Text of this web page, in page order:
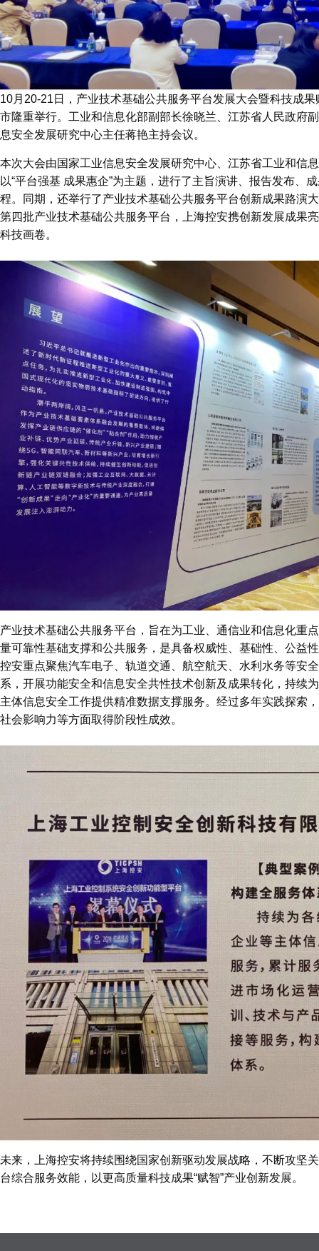
10月20-21日，产业技术基础公共服务平台发展大会暨科技成
市隆重举行。工业和信息化部副部长徐晓兰、江苏省人民政府
息安全发展研究中心主任蒋艳主持会议。
本次大会由国家工业信息安全发展研究中心、江苏省工业和信
以“平台强基 成果惠企”为主题，进行了主旨演讲、报告发布、
程。同期，还举行了产业技术基础公共服务平台创新成果路演
第四批产业技术基础公共服务平台，上海控安携创新发展成果
科技画卷。
产业技术基础公共服务平台，旨在为工业、通信业和信息化重
量可靠性基础支撑和公共服务，是具备权威性、基础性、公益
控安重点聚焦汽车电子、轨道交通、航空航天、水利水务等安
系，开展功能安全和信息安全共性技术创新及成果转化，持续
主体信息安全工作提供精准数据支撑服务。经过多年实践探索
社会影响力等方面取得阶段性成效。
未来，上海控安将持续围绕国家创新驱动发展战略，不断攻坚
台综合服务效能，以更高质量科技成果“赋智”产业创新发展。